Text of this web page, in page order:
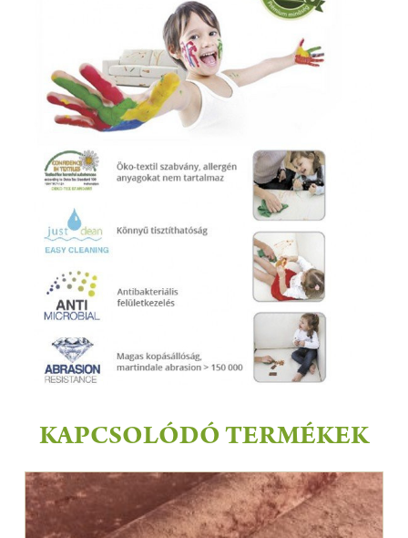
KAPCSOLÓDÓ TERMÉKEK